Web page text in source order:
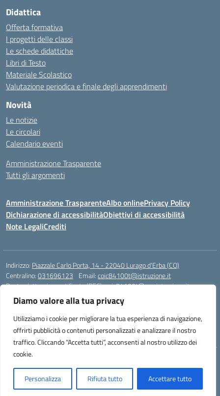
Diamo valore alla tua privacy
Utilizziamo i cookie per migliorare la tua esperienza di navigazione,
offrirti pubblicità o contenuti personalizzati e analizzare il nostro
traffico. Cliccando “Accetta tutti”, acconsenti al nostro utilizzo dei
cookie.
Personalizza Rifiuta tutto Accettare tutto
Didattica
Offerta formativa
I progetti delle classi
Le schede didattiche
Libri di Testo
Materiale Scolastico
Valutazione periodica e finale degli apprendimenti
Novità
Le notizie
Le circolari
Calendario eventi
Amministrazione Trasparente
Tutti gli argomenti
Amministrazione TrasparenteAlbo onlinePrivacy Policy
Dichiarazione di accessibilitàObiettivi di accessibilità
Note LegaliCrediti
Indirizzo: Piazzale Carlo Porta, 14 - 22040 Lurago d'Erba (CO)
Centralino:031696123 Email:coic84100t@istruzione.it
Posta elettronica certificata (PEC):coic84100t@pec.istruzione.it
Codice fiscale: 82002040135
Codice meccanografico:
COIC84100T
Codice unico di fatturazione (CUF): UFKWZ7